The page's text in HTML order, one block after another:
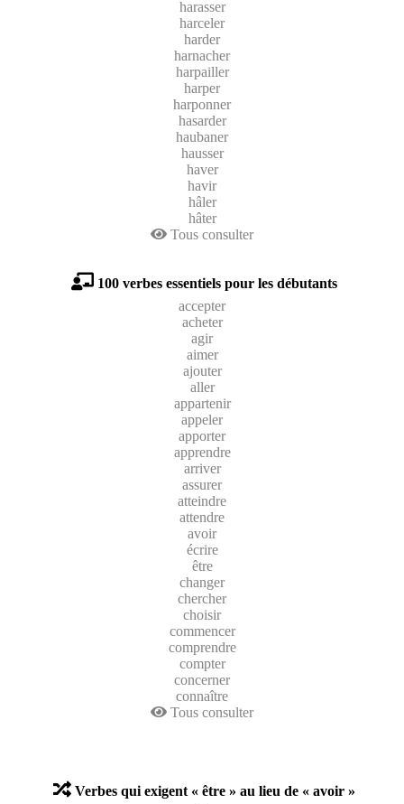
harasser
harceler
harder
harnacher
harpailler
harper
harponner
hasarder
haubaner
hausser
haver
havir
hâler
hâter
Tous consulter
100 verbes essentiels pour les débutants
accepter
acheter
agir
aimer
ajouter
aller
appartenir
appeler
apporter
apprendre
arriver
assurer
atteindre
attendre
avoir
écrire
être
changer
chercher
choisir
commencer
comprendre
compter
concerner
connaître
Tous consulter
Verbes qui exigent « être » au lieu de « avoir »